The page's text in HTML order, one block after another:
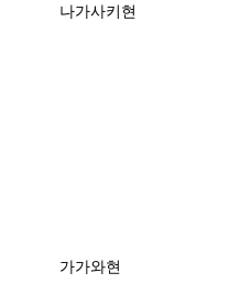
나가사키현
가가와현